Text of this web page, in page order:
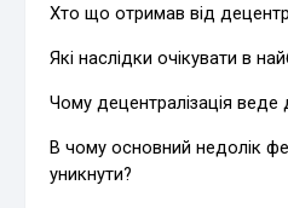
Хто що отримав від
Які наслідки очікувати в
Чому децентралізація веде
В чому основний недолік
уникнути?